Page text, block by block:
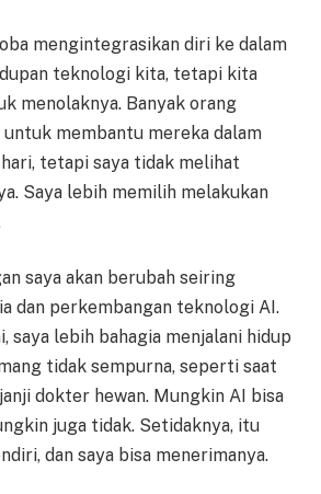
mengintegrasikan diri ke dalam
teknologi kita, tetapi kita
menolaknya. Banyak orang
membantu mereka dalam
tetapi saya tidak melihat
Saya lebih memilih melakukan
saya akan berubah seiring
dan perkembangan teknologi AI.
saya lebih bahagia menjalani hidup
tidak sempurna, seperti saat
dokter hewan. Mungkin AI bisa
juga tidak. Setidaknya, itu
dan saya bisa menerimanya.